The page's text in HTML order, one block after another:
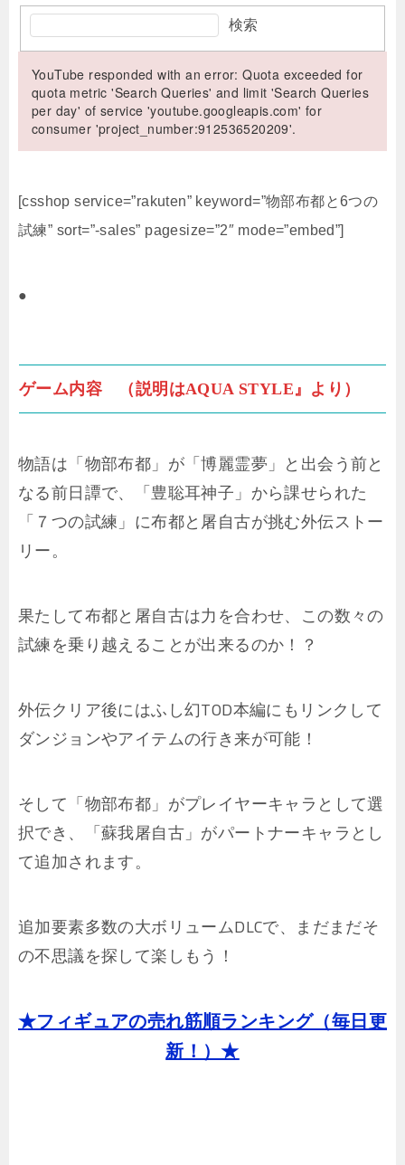
検索
YouTube responded with an error: Quota exceeded for
quota metric 'Search Queries' and limit 'Search Queries
per day' of service 'youtube.googleapis.com' for
consumer 'project_number:912536520209'.
[csshop service=”rakuten” keyword=”物部布都と6つの
試練” sort=”-sales” pagesize=”2″ mode=”embed”]
●
ゲーム内容 （説明はAQUA STYLE』より）
物語は「物部布都」が「博麗霊夢」と出会う前と
なる前日譚で、「豊聡耳神子」から課せられた
「７つの試練」に布都と屠自古が挑む外伝ストー
リー。
果たして布都と屠自古は力を合わせ、この数々の
試練を乗り越えることが出来るのか！？
外伝クリア後にはふし幻TOD本編にもリンクして
ダンジョンやアイテムの行き来が可能！
そして「物部布都」がプレイヤーキャラとして選
択でき、「蘇我屠自古」がパートナーキャラとし
て追加されます。
追加要素多数の大ボリュームDLCで、まだまだそ
の不思議を探して楽しもう！
★フィギュアの売れ筋順ランキング（毎日更
新！）★